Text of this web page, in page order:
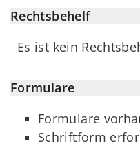
Rechtsbehelf
Es ist kein
Formulare
Formulare
Schriftform